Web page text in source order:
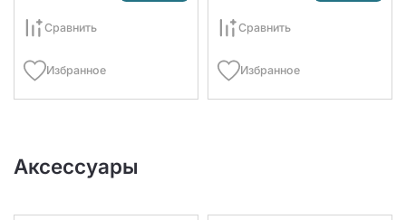
Сравнить
Избранное
Сравнить
Избранное
Аксессуары